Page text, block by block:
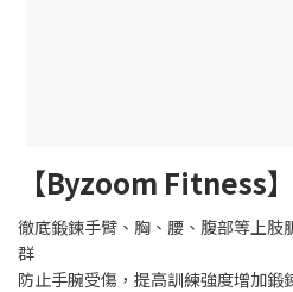
【Byzoom Fitness
徹底鍛鍊手臂、胸、腰、腹部等上肢
群
防止手腕受傷，提高訓練強度增加鍛